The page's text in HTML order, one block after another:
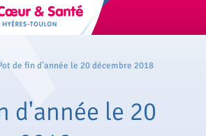
de fin d'année le 20 décembre 2018
d'année le 20